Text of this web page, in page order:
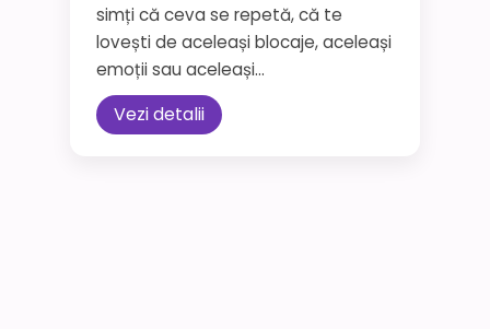
simți că ceva se repetă, că te
lovești de aceleași blocaje, aceleași
emoții sau aceleași...
Vezi detalii